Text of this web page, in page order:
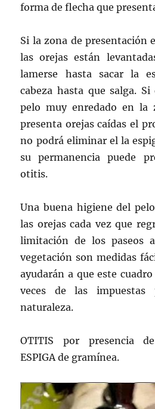
forma de flecha que
Si la zona de presentación
las orejas están
lamerse hasta sacar la
cabeza hasta que salga.
pelo muy enredado en la
presenta orejas caídas el
no podrá eliminar el la
su permanencia puede
otitis.
Una buena higiene del
las orejas cada vez que
limitación de los paseos
vegetación son medidas
ayudarán a que este
veces de las
naturaleza.
OTITIS por presencia
ESPIGA de gramínea.